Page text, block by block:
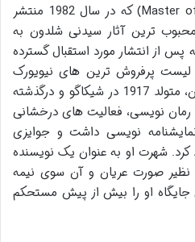
رمان استاد بازی (Master of the Game) که در سال 1982 منتشر
ترین آثار سیدنی شلدون به
پس از انتشار مورد استقبال گسترده
لیست پرفروش ترین های نیویورک
تایمز جای گرفت. سیدنی شلدون، متولد 1917 در شیکاگو و درگذشته
به رمان نویسی، فعالیت های درخشانی
نویسی داشت و جوایزی
کرد. شهرت او به عنوان یک نویسنده
نظیر صورت عریان و آن سوی نیمه
جایگاه او را بیش از پیش مستحکم